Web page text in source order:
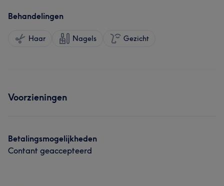
Behandelingen
Haar Nagels Gezicht
Voorzieningen
Betalingsmogelijkheden
Contant geaccepteerd